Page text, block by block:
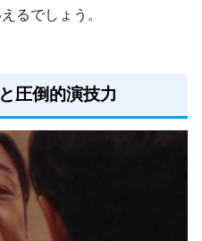
るでしょう。
圧倒的演技力